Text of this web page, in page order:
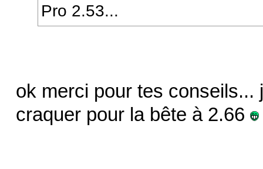
Pro 2.53...
ok merci pour tes
craquer pour la bête à 2.66